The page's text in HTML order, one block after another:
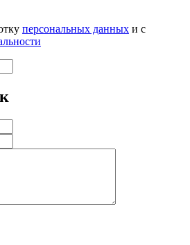
персональных данных и с